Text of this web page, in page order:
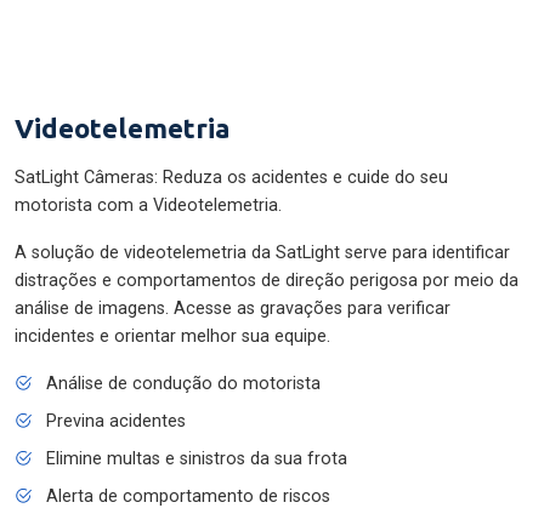
Videotelemetria
SatLight Câmeras: Reduza os acidentes e cuide do seu
motorista com a Videotelemetria.
A solução de videotelemetria da SatLight serve para identificar
distrações e comportamentos de direção perigosa por meio da
análise de imagens. Acesse as gravações para verificar
incidentes e orientar melhor sua equipe.
Análise de condução do motorista
Previna acidentes
Elimine multas e sinistros da sua frota
Alerta de comportamento de riscos